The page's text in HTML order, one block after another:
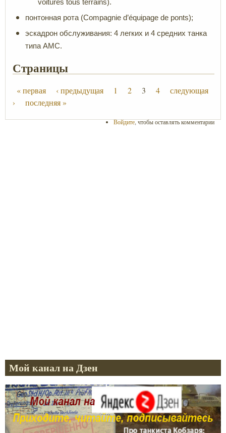
voitures tous terrains).
понтонная рота (Compagnie d’équipage de ponts);
эскадрон обслуживания: 4 легких и 4 средних танка
типа AMC.
Страницы
« первая ‹ предыдущая 1 2 3 4
следующая
›
последняя »
Войдите, чтобы оставлять комментарии
Мой канал на Дзен